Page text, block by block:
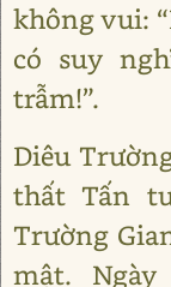
không vui:
có suy
trẫm!”.
Diêu
thất Tấn
Trường
mật.